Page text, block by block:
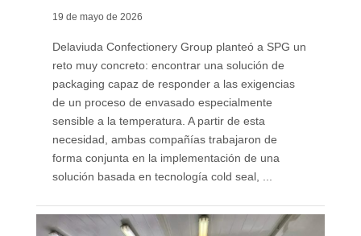
19 de mayo de 2026
Delaviuda Confectionery Group planteó a SPG un
reto muy concreto: encontrar una solución de
packaging capaz de responder a las exigencias
de un proceso de envasado especialmente
sensible a la temperatura. A partir de esta
necesidad, ambas compañías trabajaron de
forma conjunta en la implementación de una
solución basada en tecnología cold seal, ...